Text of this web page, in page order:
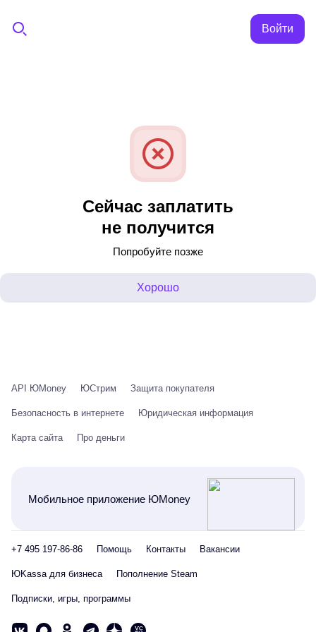
Войти
Сейчас заплатить
не получится
Попробуйте позже
Хорошо
API ЮMoney ЮСтрим Защита покупателя
Безопасность в интернете Юридическая информация
Карта сайта Про деньги
Мобильное приложение ЮMoney
+7 495 197-86-86 Помощь Контакты Вакансии
ЮKassa для бизнеса Пополнение Steam
Подписки, игры, программы